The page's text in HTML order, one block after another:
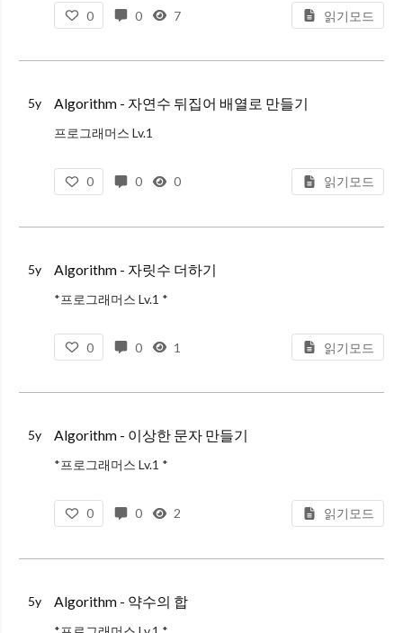
함수 solution은 정수 n을 매개변수로 입력받습니다. n의 각 자릿수를 큰것부터 작은 순으로 정렬한 새로운 정수를 리턴해주세요. 예를들어 n이 118372면 873211을 리턴하면 됩니다.
0 0 7 읽기모드
5y Algorithm - 자연수 뒤집어 배열로 만들기
프로그래머스 Lv.1
자연수 n을 뒤집어 각 자리 숫자를 원소로 가지는 배열 형태로 리턴해주세요. 예를들어 n이 12345이면 [5,4,3,2,1]을 리턴합니다.
0 0 0 읽기모드
5y Algorithm - 자릿수 더하기
*프로그래머스 Lv.1 *
자연수 N이 주어지면, N의 각 자릿수의 합을 구해서 return 하는 solution 함수를 만들어 주세요.
0 0 1 읽기모드
5y Algorithm - 이상한 문자 만들기
*프로그래머스 Lv.1 *
문자열 s는 한 개 이상의 단어로 구성되어 있습니다. 각 단어는 하나 이상의 공백문자로 구분되어 있습니다. 각 단어의 짝수번째 알파벳은 대문자로, 홀수번째 알파벳은 소문자로 바꾼 문자열을 리턴
0 0 2 읽기모드
5y Algorithm - 약수의 합